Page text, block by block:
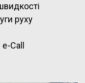
руху
e-Call